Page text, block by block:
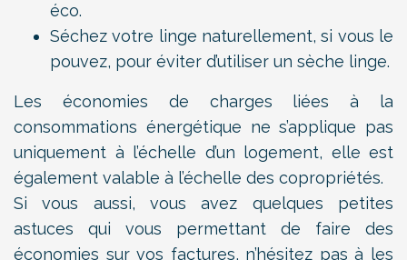
éco.
Séchez votre linge naturellement, si vous le
pouvez, pour éviter d’utiliser un sèche linge.
Les économies de charges liées à la
consommations énergétique ne s’applique pas
uniquement à l’échelle d’un logement, elle est
également valable à l’échelle des copropriétés.
Si vous aussi, vous avez quelques petites
astuces qui vous permettant de faire des
économies sur vos factures, n’hésitez pas à les